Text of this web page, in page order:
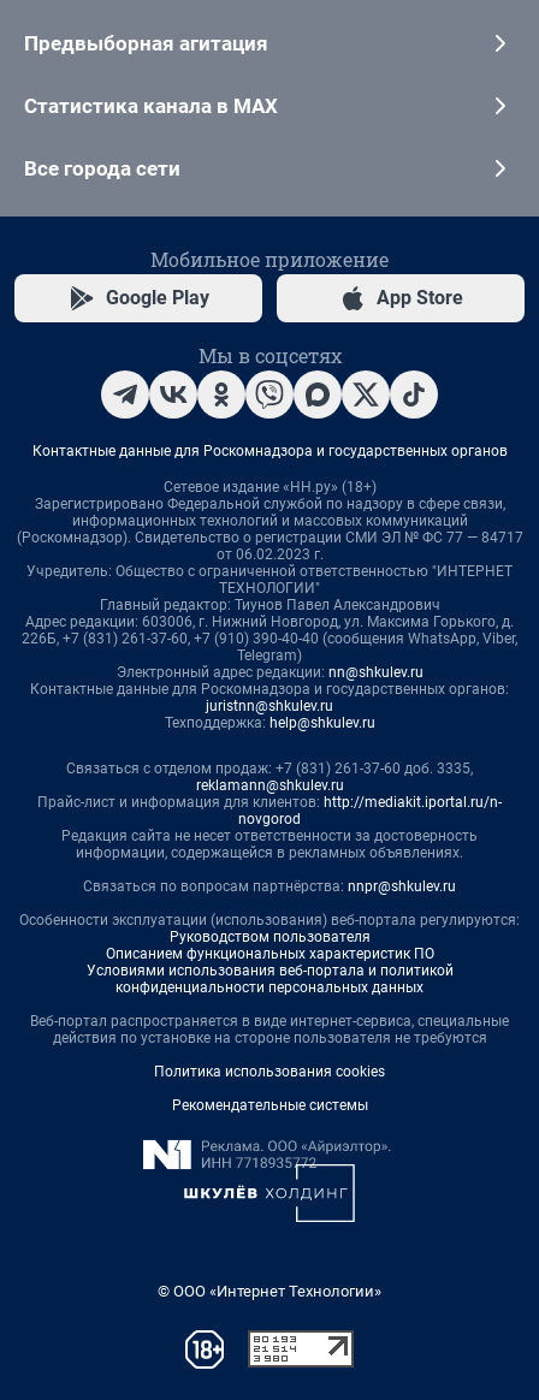
Предвыборная агитация
Статистика канала в MAX
Все города сети
Мобильное приложение
Google Play App Store
Мы в соцсетях
Контактные данные для Роскомнадзора и государственных органов
Сетевое издание «НН.ру» (18+)
Зарегистрировано Федеральной службой по надзору в сфере связи,
информационных технологий и массовых коммуникаций
(Роскомнадзор). Свидетельство о регистрации СМИ ЭЛ № ФС 77 — 84717
от 06.02.2023 г.
Учредитель: Общество с ограниченной ответственностью "ИНТЕРНЕТ
ТЕХНОЛОГИИ"
Главный редактор: Тиунов Павел Александрович
Адрес редакции: 603006, г. Нижний Новгород, ул. Максима Горького, д.
226Б, +7 (831) 261-37-60, +7 (910) 390-40-40 (сообщения WhatsApp, Viber,
Telegram)
Электронный адрес редакции: nn@shkulev.ru
Контактные данные для Роскомнадзора и государственных органов:
juristnn@shkulev.ru
Техподдержка: help@shkulev.ru
Связаться с отделом продаж: +7 (831) 261-37-60 доб. 3335,
reklamann@shkulev.ru
Прайс-лист и информация для клиентов: http://mediakit.iportal.ru/n-
novgorod
Редакция сайта не несет ответственности за достоверность
информации, содержащейся в рекламных объявлениях.
Связаться по вопросам партнёрства: nnpr@shkulev.ru
Особенности эксплуатации (использования) веб-портала регулируются:
Руководством пользователя
Описанием функциональных характеристик ПО
Условиями использования веб-портала и политикой
конфиденциальности персональных данных
Веб-портал распространяется в виде интернет-сервиса, специальные
действия по установке на стороне пользователя не требуются
Политика использования cookies
Рекомендательные системы
© ООО «Интернет Технологии»